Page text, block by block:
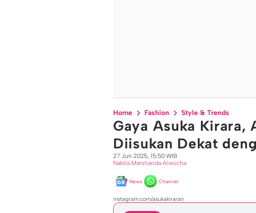
Home Fashion Style & Trends
Gaya Asuka Kirara,
Diisukan Dekat
27 Jun 2025, 15:50 WIB
Nabila Marshanda Aliescha
News Channel
instagram.com/asukakiraran